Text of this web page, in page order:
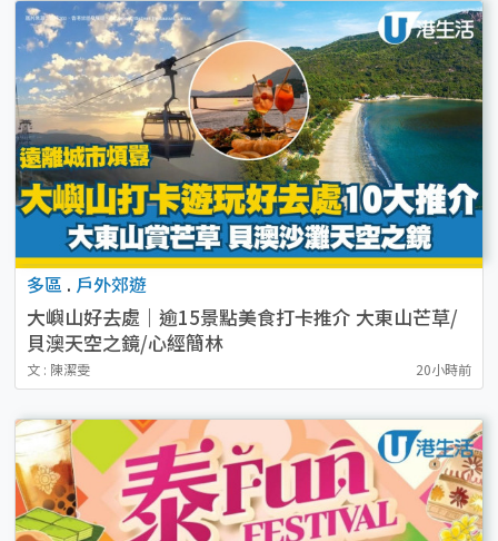
多區 . 戶外郊遊
大嶼山好去處｜逾15景點美食打卡推介 大東山芒草/
貝澳天空之鏡/心經簡林
文 : 陳潔雯 20小時前